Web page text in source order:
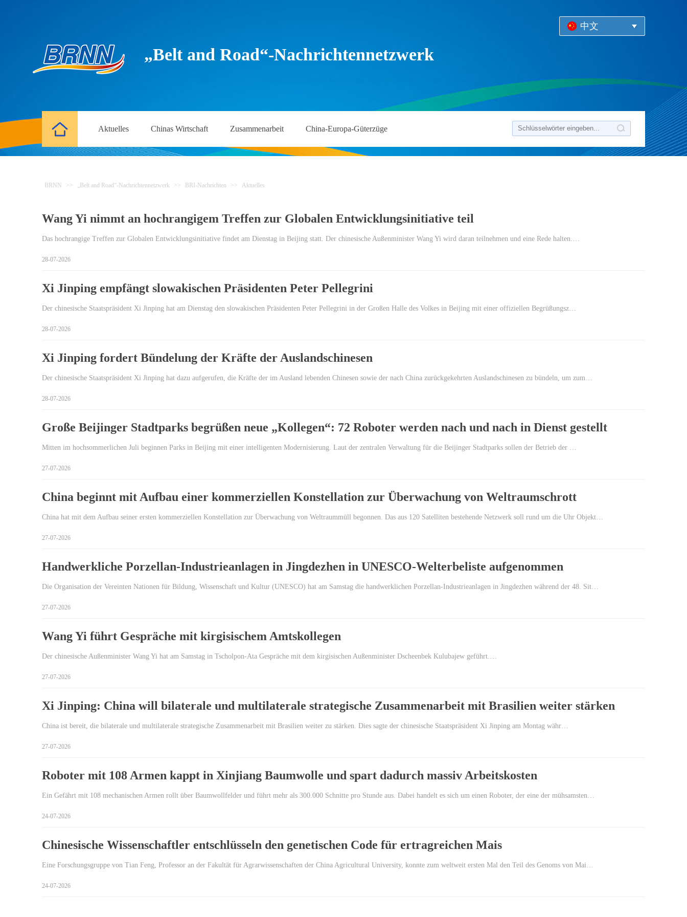
中文
„Belt and Road“-Nachrichtennetzwerk
Aktuelles Chinas Wirtschaft Zusammenarbeit China-Europa-Güterzüge
BRNN >> „Belt and Road“-Nachrichtennetzwerk >> BRI-Nachrichten >> Aktuelles
Wang Yi nimmt an hochrangigem Treffen zur Globalen Entwicklungsinitiative teil
Das hochrangige Treffen zur Globalen Entwicklungsinitiative findet am Dienstag in Beijing statt. Der chinesische Außenminister Wang Yi wird daran teilnehmen und eine Rede halten.…
28-07-2026
Xi Jinping empfängt slowakischen Präsidenten Peter Pellegrini
Der chinesische Staatspräsident Xi Jinping hat am Dienstag den slowakischen Präsidenten Peter Pellegrini in der Großen Halle des Volkes in Beijing mit einer offiziellen Begrüßungsz…
28-07-2026
Xi Jinping fordert Bündelung der Kräfte der Auslandschinesen
Der chinesische Staatspräsident Xi Jinping hat dazu aufgerufen, die Kräfte der im Ausland lebenden Chinesen sowie der nach China zurückgekehrten Auslandschinesen zu bündeln, um zum…
28-07-2026
Große Beijinger Stadtparks begrüßen neue „Kollegen“: 72 Roboter werden nach und nach in Dienst gestellt
Mitten im hochsommerlichen Juli beginnen Parks in Beijing mit einer intelligenten Modernisierung. Laut der zentralen Verwaltung für die Beijinger Stadtparks sollen der Betrieb der …
27-07-2026
China beginnt mit Aufbau einer kommerziellen Konstellation zur Überwachung von Weltraumschrott
China hat mit dem Aufbau seiner ersten kommerziellen Konstellation zur Überwachung von Weltraummüll begonnen. Das aus 120 Satelliten bestehende Netzwerk soll rund um die Uhr Objekt…
27-07-2026
Handwerkliche Porzellan-Industrieanlagen in Jingdezhen in UNESCO-Welterbeliste aufgenommen
Die Organisation der Vereinten Nationen für Bildung, Wissenschaft und Kultur (UNESCO) hat am Samstag die handwerklichen Porzellan-Industrieanlagen in Jingdezhen während der 48. Sit…
27-07-2026
Wang Yi führt Gespräche mit kirgisischem Amtskollegen
Der chinesische Außenminister Wang Yi hat am Samstag in Tscholpon-Ata Gespräche mit dem kirgisischen Außenminister Dscheenbek Kulubajew geführt.…
27-07-2026
Xi Jinping: China will bilaterale und multilaterale strategische Zusammenarbeit mit Brasilien weiter stärken
China ist bereit, die bilaterale und multilaterale strategische Zusammenarbeit mit Brasilien weiter zu stärken. Dies sagte der chinesische Staatspräsident Xi Jinping am Montag währ…
27-07-2026
Roboter mit 108 Armen kappt in Xinjiang Baumwolle und spart dadurch massiv Arbeitskosten
Ein Gefährt mit 108 mechanischen Armen rollt über Baumwollfelder und führt mehr als 300.000 Schnitte pro Stunde aus. Dabei handelt es sich um einen Roboter, der eine der mühsamsten…
24-07-2026
Chinesische Wissenschaftler entschlüsseln den genetischen Code für ertragreichen Mais
Eine Forschungsgruppe von Tian Feng, Professor an der Fakultät für Agrarwissenschaften der China Agricultural University, konnte zum weltweit ersten Mal den Teil des Genoms von Mai…
24-07-2026